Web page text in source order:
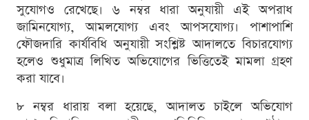
সুযোগও রেখেছে। ৬ নম্বর ধারা অনুযায়ী এই অপরাধ
জামিনযোগ্য, আমলযোগ্য এবং আপসযোগ্য। পাশাপাশি
ফৌজদারি কার্যবিধি অনুযায়ী সংশ্লিষ্ট আদালতে বিচারযোগ্য
হলেও শুধুমাত্র লিখিত অভিযোগের ভিত্তিতেই মামলা গ্রহণ
করা যাবে।
৮ নম্বর ধারায় বলা হয়েছে, আদালত চাইলে অভিযোগ